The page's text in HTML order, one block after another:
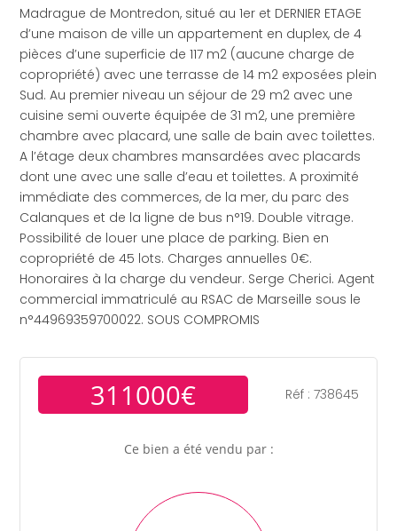
Madrague de Montredon, situé au 1er et DERNIER ETAGE
d’une maison de ville un appartement en duplex, de 4
pièces d’une superficie de 117 m2 (aucune charge de
copropriété) avec une terrasse de 14 m2 exposées plein
Sud. Au premier niveau un séjour de 29 m2 avec une
cuisine semi ouverte équipée de 31 m2, une première
chambre avec placard, une salle de bain avec toilettes.
A l’étage deux chambres mansardées avec placards
dont une avec une salle d’eau et toilettes. A proximité
immédiate des commerces, de la mer, du parc des
Calanques et de la ligne de bus n°19. Double vitrage.
Possibilité de louer une place de parking. Bien en
copropriété de 45 lots. Charges annuelles 0€.
Honoraires à la charge du vendeur. Serge Cherici. Agent
commercial immatriculé au RSAC de Marseille sous le
n°44969359700022. SOUS COMPROMIS
311000€ Réf : 738645
Ce bien a été vendu par :